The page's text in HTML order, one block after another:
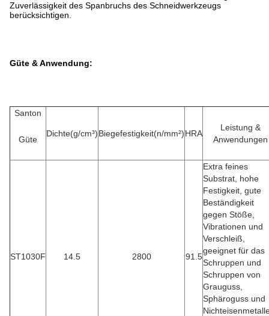
Zuverlässigkeit des Spanbruchs des Schneidwerkzeugs
berücksichtigen.
Güte & Anwendung:
Santon
Güte
Dichte(g/cm³)Biegefestigkeit(n/mm²)HRA
Leistung &
Anwendungen
ST1030F 14.5 2800 91.5
Extra feines
Substrat, hohe
Festigkeit, gute
Beständigkeit
gegen Stöße,
Vibrationen und
Verschleiß,
geeignet für das
Schruppen und
Schruppen von
Grauguss,
Sphäroguss und